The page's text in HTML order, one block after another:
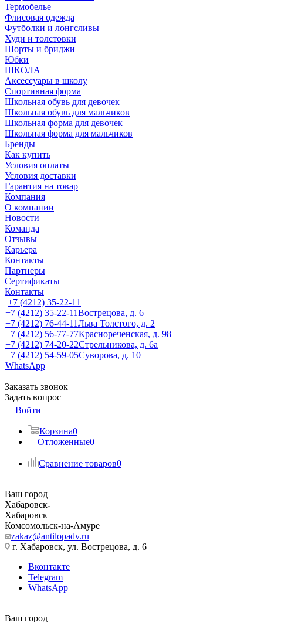
Термобелье
Флисовая одежда
Футболки и лонгсливы
Худи и толстовки
Шорты и бриджи
Юбки
ШКОЛА
Аксессуары в школу
Спортивная форма
Школьная обувь для девочек
Школьная обувь для мальчиков
Школьная форма для девочек
Школьная форма для мальчиков
Бренды
Как купить
Условия оплаты
Условия доставки
Гарантия на товар
Компания
О компании
Новости
Команда
Отзывы
Карьера
Контакты
Партнеры
Сертификаты
Контакты
+7 (4212) 35-22-11
+7 (4212) 35-22-11Вострецова, д. 6
+7 (4212) 76-44-11Льва Толстого, д. 2
+7 (4212) 56-77-77Краснореченская, д. 98
+7 (4212) 74-20-22Стрельникова, д. 6а
+7 (4212) 54-59-05Суворова, д. 10
WhatsApp
Заказать звонок
Задать вопрос
Войти
Корзина0
Отложенные0
Сравнение товаров0
Ваш город
Хабаровск
Хабаровск
Комсомольск-на-Амуре
zakaz@antilopadv.ru
г. Хабаровск, ул. Вострецова, д. 6
Вконтакте
Telegram
WhatsApp
Ваш город